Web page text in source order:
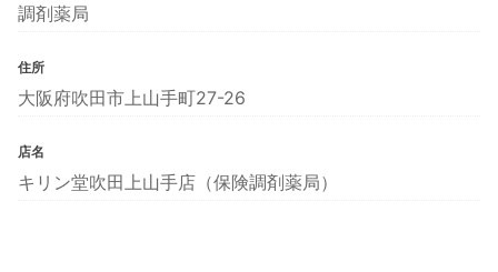
調剤薬局
住所
大阪府吹田市上山手町27-26
店名
キリン堂吹田上山手店（保険調剤薬局）